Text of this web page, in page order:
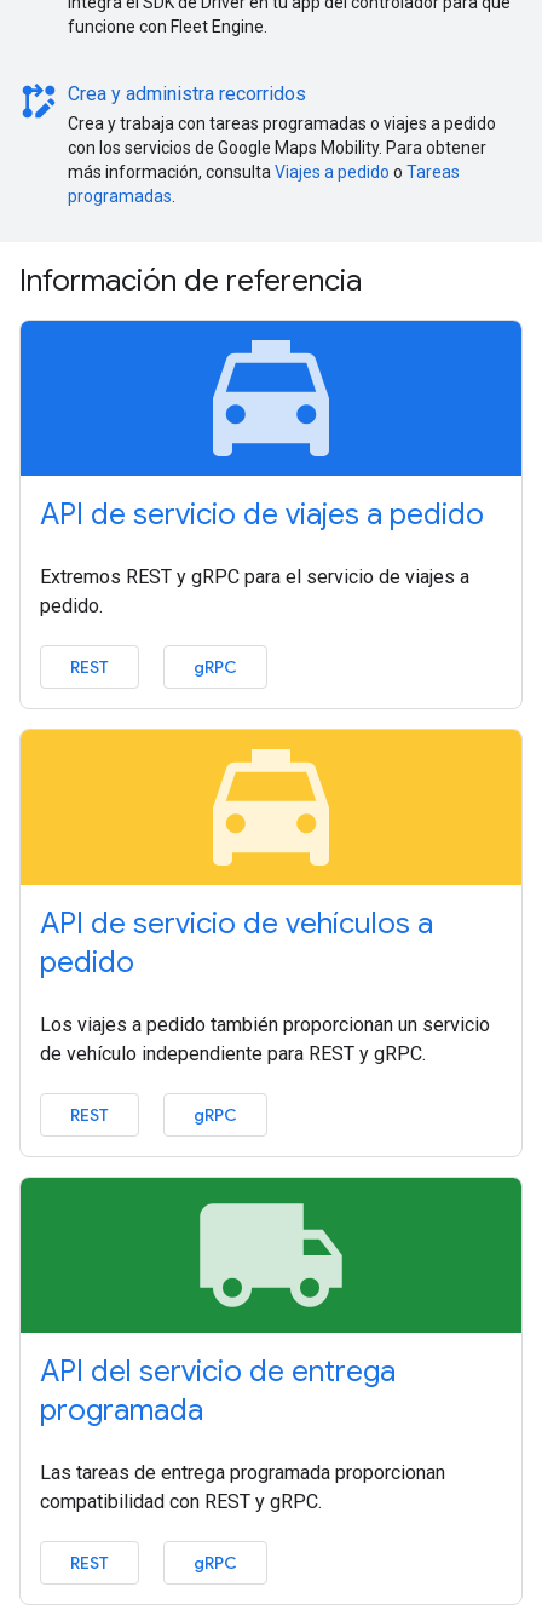
funcione con Fleet Engine.
rebase_edit Crea y administra recorridos
Crea y trabaja con tareas programadas o viajes a pedido
con los servicios de Google Maps Mobility. Para obtener
más información, consulta Viajes a pedido o Tareas
programadas
Información de referencia
local_taxi
API de servicio de viajes a pedido
Extremos REST y gRPC para el servicio de viajes a
pedido.
REST gRPC
local_taxi
API de servicio de vehículos a
pedido
Los viajes a pedido también proporcionan un servicio
de vehículo independiente para REST y gRPC.
REST gRPC
local_shipping
API del servicio de entrega
programada
Las tareas de entrega programada proporcionan
compatibilidad con REST y gRPC.
REST gRPC